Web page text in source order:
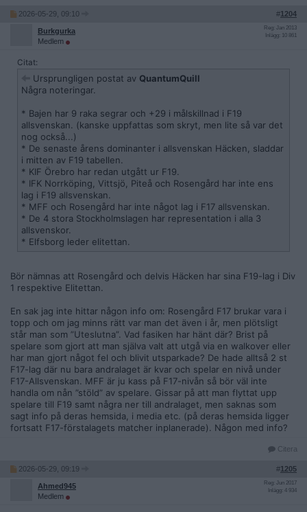
2026-05-29, 09:10 #1204
Burkgurka
Medlem
Reg: Jan 2013
Inlägg: 10 861
Citat:
Ursprungligen postat av QuantumQuill
Några noteringar.
* Bajen har 9 raka segrar och +29 i målskillnad i F19
allsvenskan. (kanske uppfattas som skryt, men lite så var det
nog också...)
* De senaste årens dominanter i allsvenskan Häcken, sladdar
i mitten av F19 tabellen.
* KIF Örebro har redan utgått ur F19.
* IFK Norrköping, Vittsjö, Piteå och Rosengård har inte ens
lag i F19 allsvenskan.
* MFF och Rosengård har inte något lag i F17 allsvenskan.
* De 4 stora Stockholmslagen har representation i alla 3
allsvenskor.
* Elfsborg leder elitettan.
Bör nämnas att Rosengård och delvis Häcken har sina F19-lag i Div
1 respektive Elitettan.
En sak jag inte hittar någon info om: Rosengård F17 brukar vara i
topp och om jag minns rätt var man det även i år, men plötsligt
står man som ”Uteslutna”. Vad fasiken har hänt där? Brist på
spelare som gjort att man själva valt att utgå via en walkover eller
har man gjort något fel och blivit utsparkade? De hade alltså 2 st
F17-lag där nu bara andralaget är kvar och spelar en nivå under
F17-Allsvenskan. MFF är ju kass på F17-nivån så bör väl inte
handla om nån ”stöld” av spelare. Gissar på att man flyttat upp
spelare till F19 samt några ner till andralaget, men saknas som
sagt info på deras hemsida, i media etc. (på deras hemsida ligger
fortsatt F17-förstalagets matcher inplanerade). Någon med info?
Citera
2026-05-29, 09:19 #1205
Ahmed945
Medlem
Reg: Jun 2017
Inlägg: 4 934